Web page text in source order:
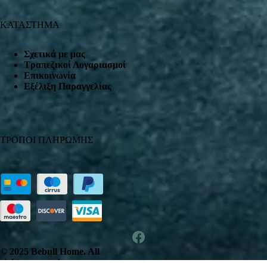
ΚΑΤΑΣΤΗΜΑ
Σχετικά με μας
Τραπεζικοί Λογαριασμοί
Επικοινωνία
Εξέλιξη Παραγγελίας
ΤΡΟΠΟΙ ΠΛΗΡΩΜΗΣ
© 2025 Bebull Home. All
rights reserved